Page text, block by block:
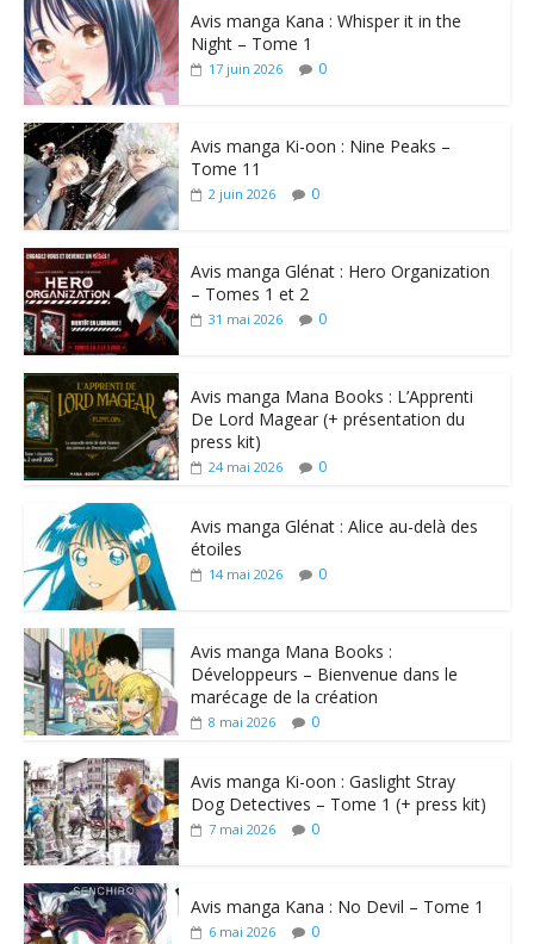
Avis manga Kana : Whisper it in the
Night – Tome 1
17 juin 2026 0
Avis manga Ki-oon : Nine Peaks –
Tome 11
2 juin 2026 0
Avis manga Glénat : Hero Organization
– Tomes 1 et 2
31 mai 2026 0
Avis manga Mana Books : L’Apprenti
De Lord Magear (+ présentation du
press kit)
24 mai 2026 0
Avis manga Glénat : Alice au-delà des
étoiles
14 mai 2026 0
Avis manga Mana Books :
Développeurs – Bienvenue dans le
marécage de la création
8 mai 2026 0
Avis manga Ki-oon : Gaslight Stray
Dog Detectives – Tome 1 (+ press kit)
7 mai 2026 0
Avis manga Kana : No Devil – Tome 1
6 mai 2026 0